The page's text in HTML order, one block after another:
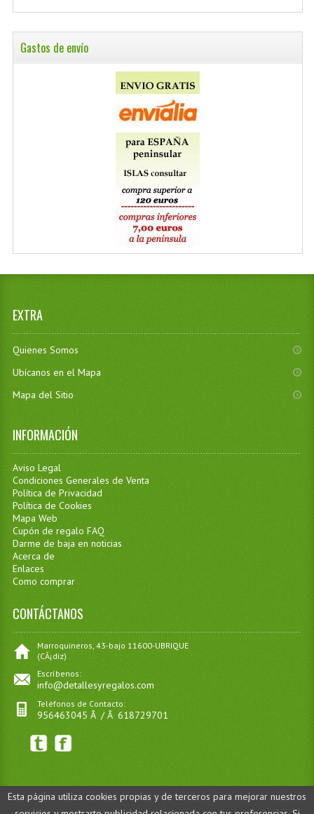
Esta página utiliza cookies propias y de terceros para mejorar nuestros
Gastos de envío
EXTRA
Quienes Somos
Ubícanos en el Mapa
Mapa del Sitio
INFORMACIÓN
Aviso Legal
Condiciones Generales de Venta
Política de Privacidad
Política de Cookies
Mapa Web
Cupón de regalo FAQ
Darme de baja en noticias
Acerca de
Enlaces
Como comprar
CONTÁCTANOS
Marroquineros, 43-bajo 11600-UBRIQUE
(CÃ¡diz)
Escríbenos:
info@detallesyregalos.com
Teléfonos de Contacto:
956463045 Â / Â 618729701
Â©detallesyregalos.com - Todos los derechos Reservados ::